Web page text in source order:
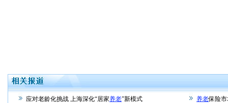
应对老龄化挑战 上海深化“居家养老”新模式 养老保险市